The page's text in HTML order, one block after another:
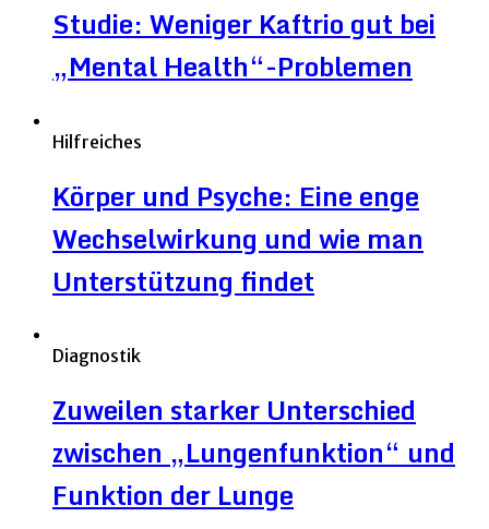
Studie: Weniger Kaftrio gut bei
„Mental Health“-Problemen
Hilfreiches
Körper und Psyche: Eine enge
Wechselwirkung und wie man
Unterstützung findet
Diagnostik
Zuweilen starker Unterschied
zwischen „Lungenfunktion“ und
Funktion der Lunge